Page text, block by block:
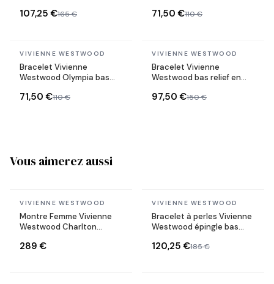
107,25 €165 € 71,50 €110 €
En stock
VIVIENNE WESTWOOD
Bracelet Vivienne
Westwood Olympia bas
71,50 €110 €
En stock
VIVIENNE WESTWOOD
Bracelet Vivienne
Westwood bas relief en
97,50 €150 €
Vous aimerez aussi
En stock
VIVIENNE WESTWOOD
Montre Femme Vivienne
Westwood Charlton
bracelet acier
289 €
En stock
VIVIENNE WESTWOOD
Bracelet à perles Vivienne
Westwood épingle bas
120,25 €185 €